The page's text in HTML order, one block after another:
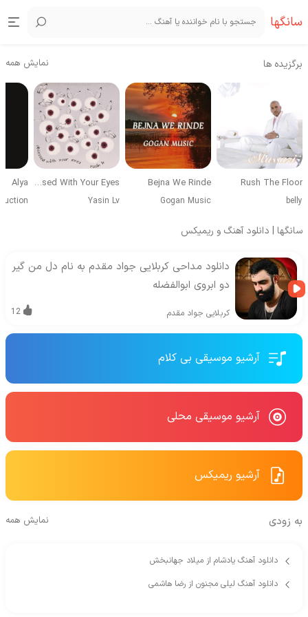
سانگها
برگزیده ها نمایش همه
Rush The Floor
belly
Bejna We Rinde
Gogan Music
Obsessed With Your Eyes
Yasin Lv
Alya
سانگها | دانلود آهنگ و ریمیکس
دانلود مداحی کربلایی جواد مقدم به نام دل من گیر
دو ابروی ابوالفضله
کربلایی جواد مقدم 12
آرشیو موسیقی بی کلام
آرشیو موسیقی محلی
آرشیو ریمیکس
به زودی نمایش همه
دانلود آهنگ یادشام از میلاد جهانبخش
دانلود آهنگ لیلی مجنون از رضا هاشمی